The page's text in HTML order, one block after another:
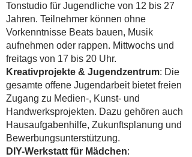
Tonstudio für Jugendliche von 12 bis 27
Jahren. Teilnehmer können ohne
Vorkenntnisse Beats bauen, Musik
aufnehmen oder rappen. Mittwochs und
freitags von 17 bis 20 Uhr.
Kreativprojekte & Jugendzentrum: Die
gesamte offene Jugendarbeit bietet freien
Zugang zu Medien-, Kunst- und
Handwerksprojekten. Dazu gehören auch
Hausaufgabenhilfe, Zukunftsplanung und
Bewerbungsunterstützung.
DIY-Werkstatt für Mädchen: